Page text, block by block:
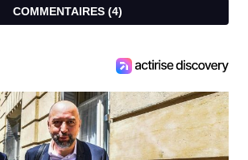
COMMENTAIRES (4)